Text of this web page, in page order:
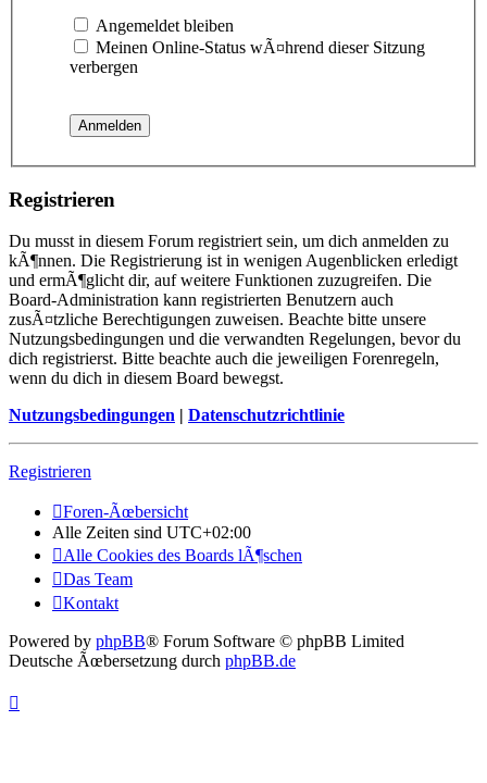
Angemeldet bleiben
Meinen Online-Status wÃ¤hrend dieser Sitzung
verbergen
Registrieren
Du musst in diesem Forum registriert sein, um dich anmelden zu
kÃ¶nnen. Die Registrierung ist in wenigen Augenblicken erledigt
und ermÃ¶glicht dir, auf weitere Funktionen zuzugreifen. Die
Board-Administration kann registrierten Benutzern auch
zusÃ¤tzliche Berechtigungen zuweisen. Beachte bitte unsere
Nutzungsbedingungen und die verwandten Regelungen, bevor du
dich registrierst. Bitte beachte auch die jeweiligen Forenregeln,
wenn du dich in diesem Board bewegst.
Nutzungsbedingungen | Datenschutzrichtlinie
Registrieren
Foren-Ãœbersicht
Alle Zeiten sind UTC+02:00
Alle Cookies des Boards lÃ¶schen
Das Team
Kontakt
Powered by phpBB® Forum Software © phpBB Limited
Deutsche Ãœbersetzung durch phpBB.de